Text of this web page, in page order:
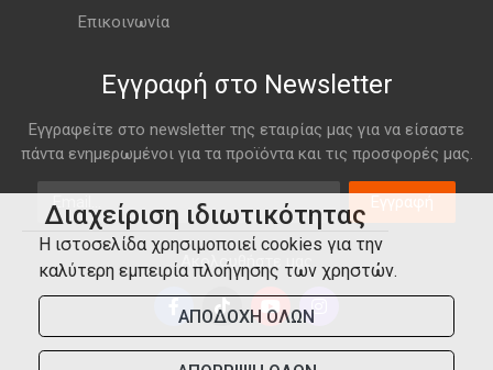
Επικοινωνία
Εγγραφή στο Newsletter
Εγγραφείτε στο newsletter της εταιρίας μας για να είσαστε
πάντα ενημερωμένοι για τα προϊόντα και τις προσφορές μας.
Email
Εγγραφή
Ακολουθήστε μας
Διαχείριση ιδιωτικότητας
Η ιστοσελίδα χρησιμοποιεί cookies για την
καλύτερη εμπειρία πλοήγησης των χρηστών.
ΑΠΟΔΟΧΗ ΟΛΩΝ